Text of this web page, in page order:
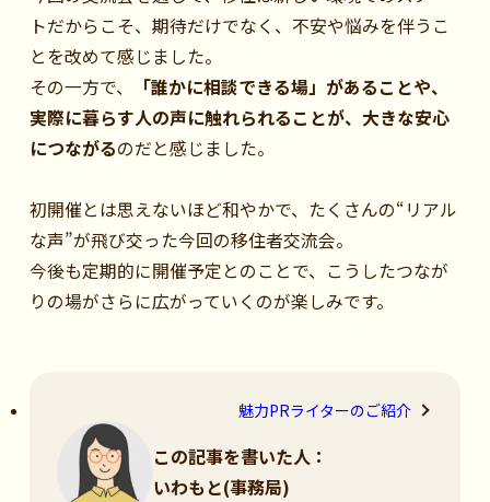
トだからこそ、期待だけでなく、不安や悩みを伴うこ
とを改めて感じました。
その一方で、
「誰かに相談できる場」があることや、
実際に暮らす人の声に触れられることが、大きな安心
につながるのだと感じました。
初開催とは思えないほど和やかで、たくさんの“リアル
な声”が飛び交った今回の移住者交流会。
今後も定期的に開催予定とのことで、こうしたつなが
りの場がさらに広がっていくのが楽しみです。
魅力PRライターのご紹介
この記事を書いた人：
いわもと(事務局)